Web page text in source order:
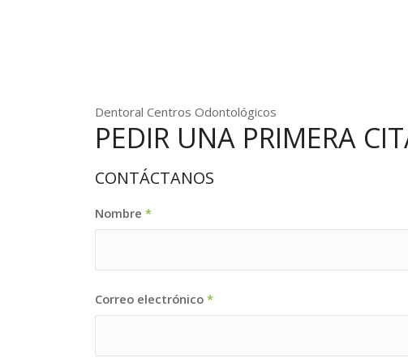
Dentoral Centros Odontológicos
PEDIR UNA PRIMERA
CONTÁCTANOS
Nombre*
Correo electrónico*